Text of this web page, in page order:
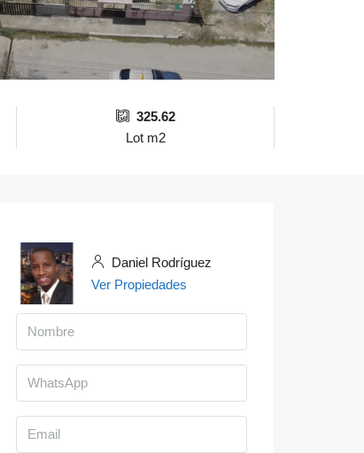
325.62
Lot m2
Daniel Rodríguez
Ver Propiedades